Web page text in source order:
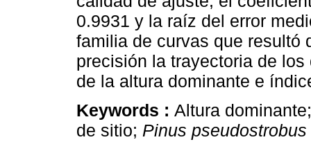
0.9931 y la raíz del error
familia de curvas que resultó
precisión la trayectoria de
de la altura dominante e
Keywords : Altura
de sitio; Pinus pseudostrobus